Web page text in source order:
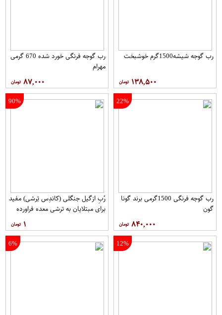
رب گوجه شیشه1500گرم خوشبخت
۱۳۸,۵۰۰
رب گوجه فرنگی خورد شده 670 گرمی
مهرام
۸۷,۰۰۰
22%
رب گوجه فرنگی 1500گرمی برند گونا
گون
۸۴۰,۰۰۰
90%
رُبِ ازگیل جنگلی (کاندِس تِرشی) مفید
برای مبتلایان به ترشی معده فراورده
۱
12%
6%